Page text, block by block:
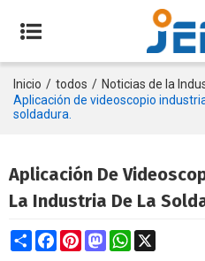
Inicio / todos / Noticias de la
Aplicación de videoscopio
soldadura.
Aplicación De
La Industria De La
ShareFacebookPinterestMastodonWhatsApp